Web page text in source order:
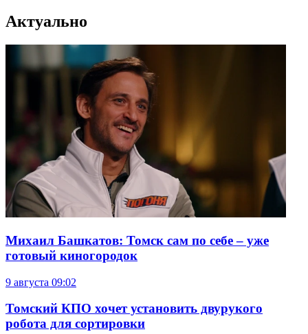
Актуально
Михаил Башкатов: Томск сам по себе – уже
готовый киногородок
9 августа 09:02
Томский КПО хочет установить двурукого
робота для сортировки